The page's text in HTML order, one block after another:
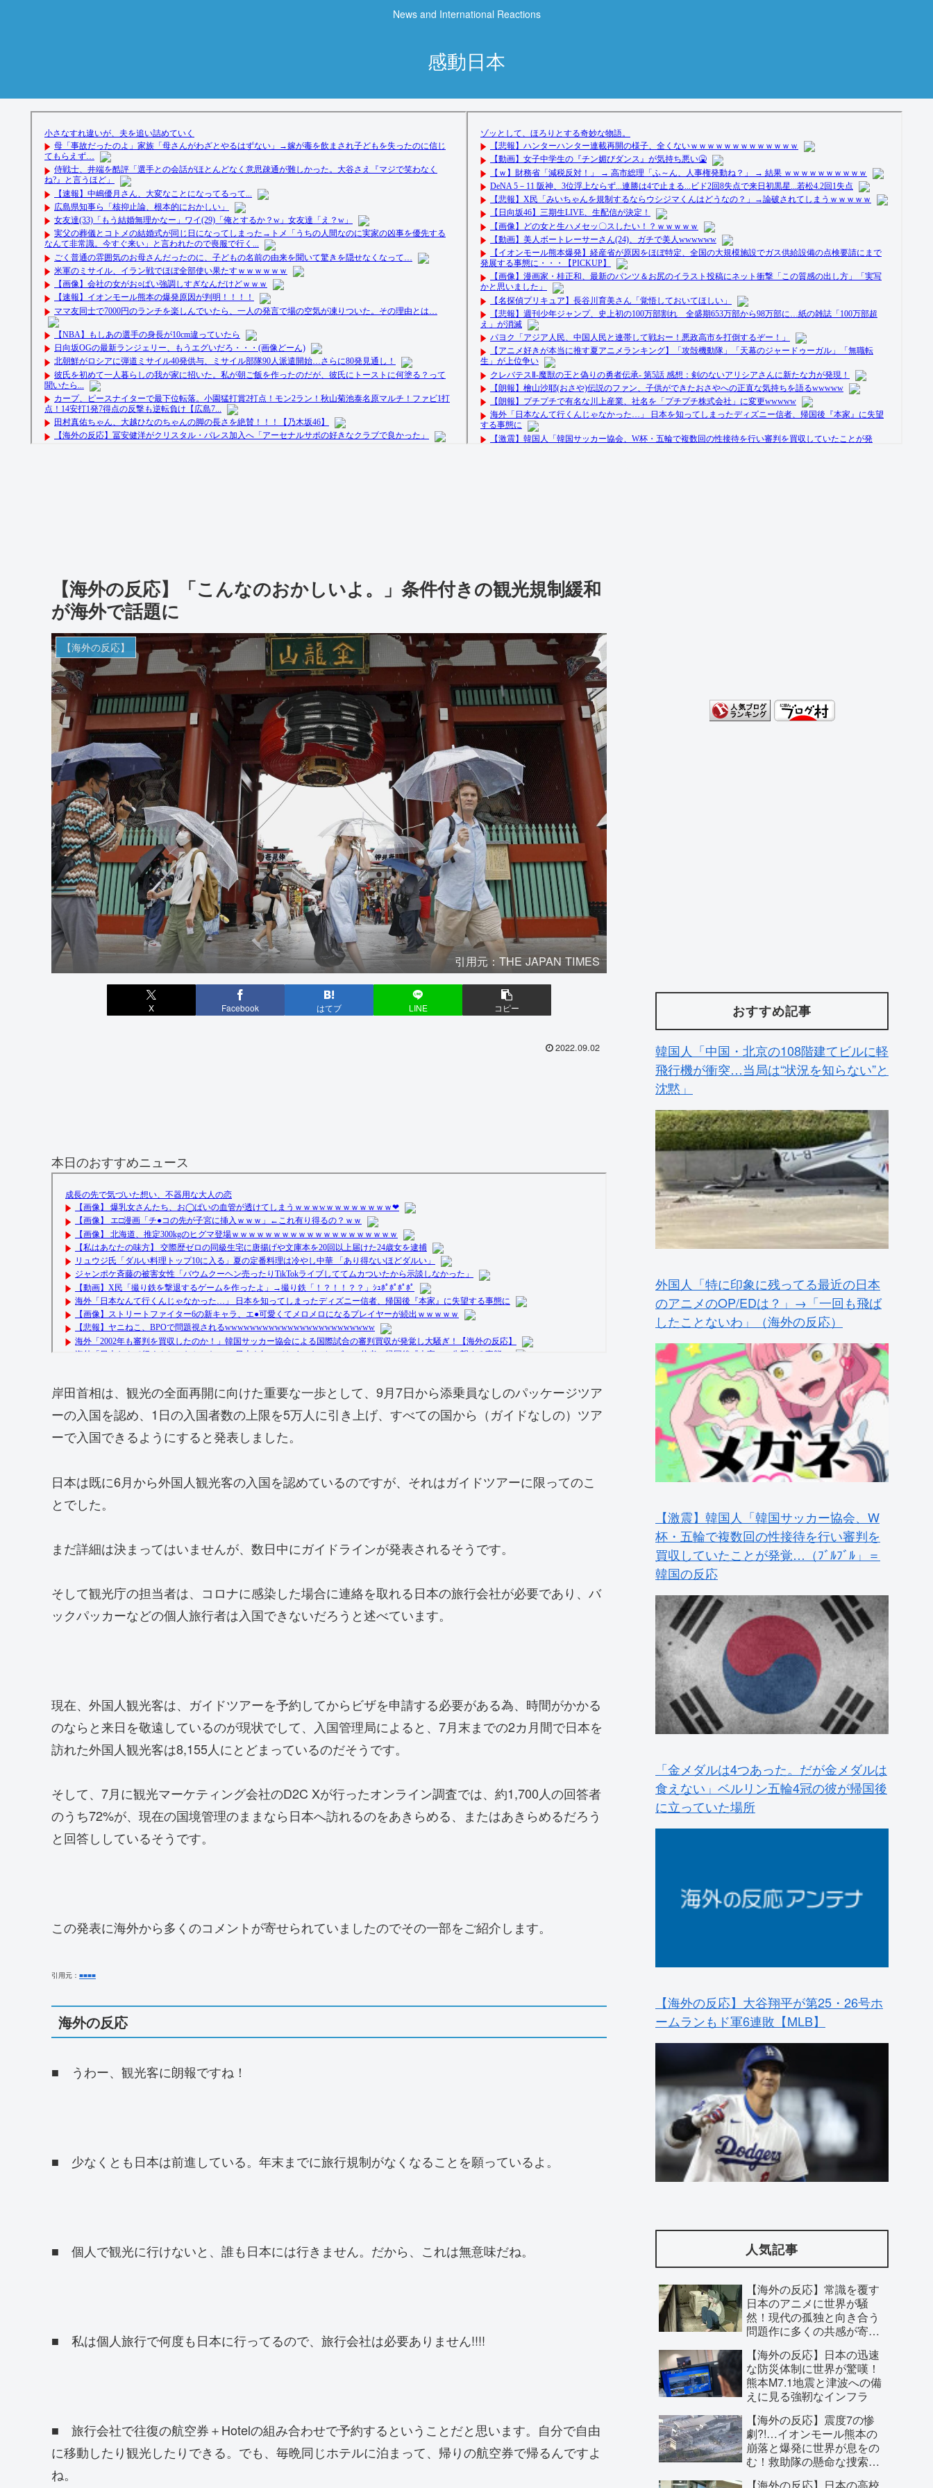
News and International Reactions
感動日本
【海外の反応】「こんなのおかしいよ。」条件付きの観光規制緩和
が海外で話題に
【海外の反応】
引用元：THE JAPAN TIMES
X Facebook はてブ LINE コピー
2022.09.02
本日のおすすめニュース
岸田首相は、観光の全面再開に向けた重要な一歩として、9月7日から添乗員なしのパッケージツア
ーの入国を認め、1日の入国者数の上限を5万人に引き上げ、すべての国から（ガイドなしの）ツア
ーで入国できるようにすると発表しました。
日本は既に6月から外国人観光客の入国を認めているのですが、それはガイドツアーに限ってのこ
とでした。
まだ詳細は決まってはいませんが、数日中にガイドラインが発表されるそうです。
そして観光庁の担当者は、コロナに感染した場合に連絡を取れる日本の旅行会社が必要であり、バ
ックパッカーなどの個人旅行者は入国できないだろうと述べています。
現在、外国人観光客は、ガイドツアーを予約してからビザを申請する必要がある為、時間がかかる
のならと来日を敬遠しているのが現状でして、入国管理局によると、7月末までの2カ月間で日本を
訪れた外国人観光客は8,155人にとどまっているのだそうです。
そして、7月に観光マーケティング会社のD2C Xが行ったオンライン調査では、約1,700人の回答者
のうち72%が、現在の国境管理のままなら日本へ訪れるのをあきらめる、またはあきらめるだろう
と回答ししているそうです。
この発表に海外から多くのコメントが寄せられていましたのでその一部をご紹介します。
引用元： ■■■■
海外の反応
■ うわー、観光客に朗報ですね！
■ 少なくとも日本は前進している。年末までに旅行規制がなくなることを願っているよ。
■ 個人で観光に行けないと、誰も日本には行きません。だから、これは無意味だね。
■ 私は個人旅行で何度も日本に行ってるので、旅行会社は必要ありません!!!!
■ 旅行会社で往復の航空券＋Hotelの組み合わせで予約するということだと思います。自分で自由
に移動したり観光したりできる。でも、毎晩同じホテルに泊まって、帰りの航空券で帰るんですよ
ね。
おすすめ記事
韓国人「中国・北京の108階建てビルに軽
飛行機が衝突…当局は“状況を知らない”と
沈黙」
外国人「特に印象に残ってる最近の日本
のアニメのOP/EDは？」→「一回も飛ば
したことないわ」（海外の反応）
【激震】韓国人「韓国サッカー協会、W
杯・五輪で複数回の性接待を行い審判を
買収していたことが発覚…（ﾌﾞﾙﾌﾞﾙ」＝
韓国の反応
「金メダルは4つあった。だが金メダルは
食えない」ベルリン五輪4冠の彼が帰国後
に立っていた場所
【海外の反応】大谷翔平が第25・26号ホ
ームランもド軍6連敗【MLB】
トボール【ポーランドボール】
【戦慄】『攻殻機動隊 THE GHOST IN
THE SHELL』第5話「PHANTOM
FUND」、佐川電子の地下工場に隠され
人気記事
【海外の反応】常識を覆す
日本のアニメに世界が騒
然！現代の孤独と向き合う
問題作に多くの共感が寄せ
【海外の反応】日本の迅速
な防災体制に世界が驚嘆！
熊本M7.1地震と津波への備
えに見る強靭なインフラ
【海外の反応】震度7の惨
劇?!…イオンモール熊本の
崩落と爆発に世界が息をの
む！救助隊の懸命な捜索に